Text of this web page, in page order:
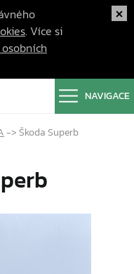
. Více si
NAVIGACE
->Škoda Superb